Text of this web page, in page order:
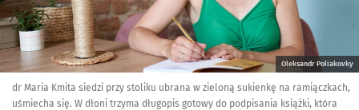
Oleksandr Poliakovky
dr Maria Kmita siedzi przy stoliku ubrana w zieloną sukienkę na ramiączkach,
uśmiecha się. W dłoni trzyma długopis gotowy do podpisania książki, która